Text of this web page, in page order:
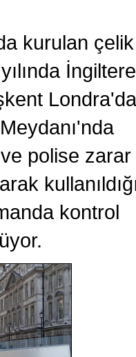
kurulan çelik
İngiltere
Londra'da
polise zarar
kontrol